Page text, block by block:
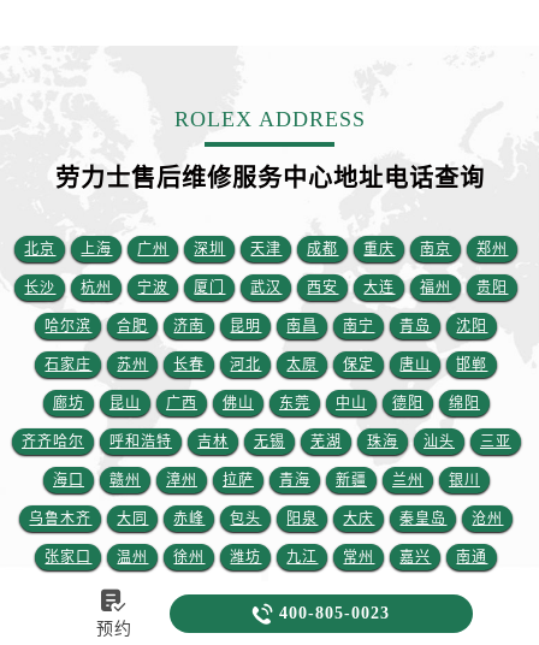
ROLEX ADDRESS
劳力士售后维修服务中心地址电话查询
北京 上海 广州 深圳 天津 成都 重庆 南京 郑州
长沙 杭州 宁波 厦门 武汉 西安 大连 福州 贵阳
哈尔滨 合肥 济南 昆明 南昌 南宁 青岛 沈阳
石家庄 苏州 长春 河北 太原 保定 唐山 邯郸
廊坊 昆山 广西 佛山 东莞 中山 德阳 绵阳
齐齐哈尔 呼和浩特 吉林 无锡 芜湖 珠海 汕头 三亚
海口 赣州 漳州 拉萨 青海 新疆 兰州 银川
乌鲁木齐 大同 赤峰 包头 阳泉 大庆 秦皇岛 沧州
张家口 温州 徐州 潍坊 九江 常州 嘉兴 南通
淮安 绍兴 亳州 舟山 扬州 金华
衡阳 襄阳 株洲 湘潭 十堰 荆州

预约
 400-805-0023